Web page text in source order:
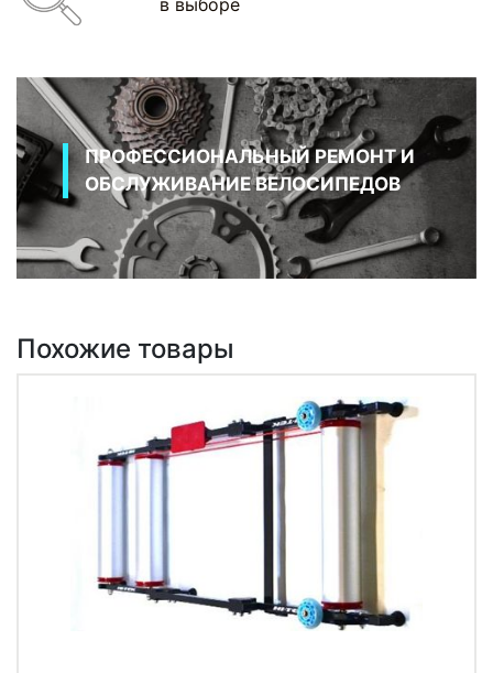
ПРОФЕССИОНАЛЬНЫЙ РЕМОНТ И
ОБСЛУЖИВАНИЕ ВЕЛОСИПЕДОВ
Похожие товары